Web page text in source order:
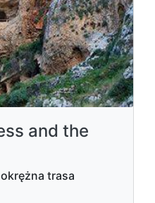
and the
trasa